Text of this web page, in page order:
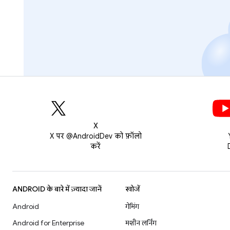
X
X पर @AndroidDev को फ़ॉलो
करें
ANDROID के बारे में ज़्यादा जानें
Android
Android for Enterprise
खोजें
गेमिंग
मशीन लर्निंग